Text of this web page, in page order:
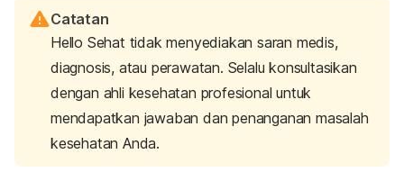
Catatan
Hello Sehat tidak menyediakan saran medis,
diagnosis, atau perawatan. Selalu konsultasikan
dengan ahli kesehatan profesional untuk
mendapatkan jawaban dan penanganan masalah
kesehatan Anda.